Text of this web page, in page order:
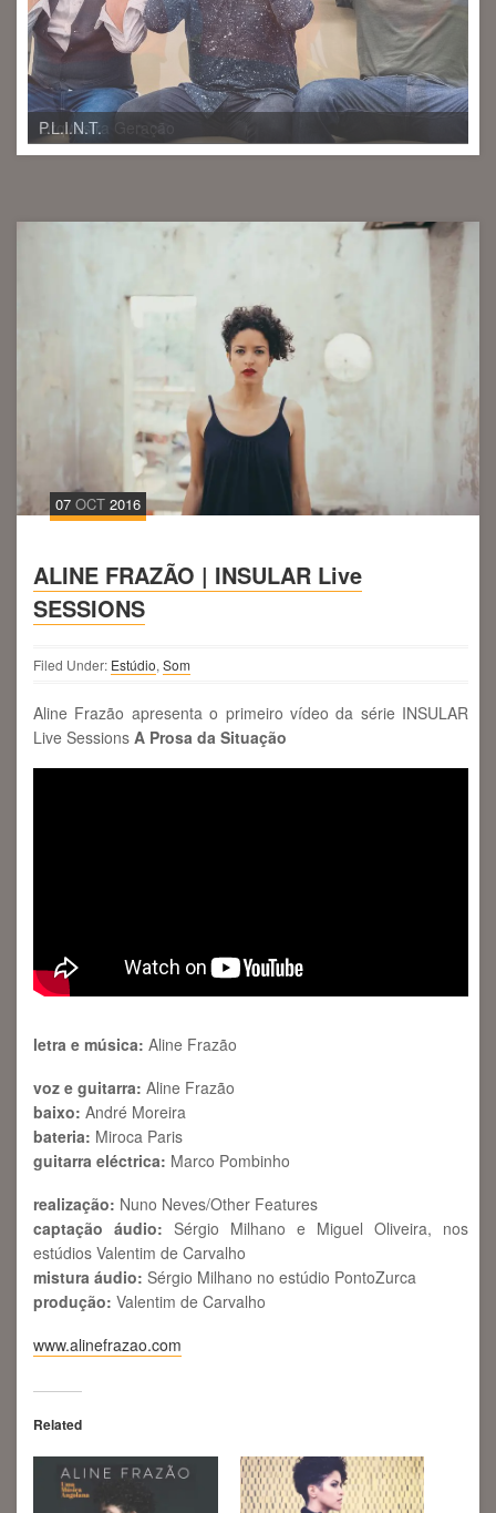
P.L.I.N.T.
07 OCT 2016
ALINE FRAZÃO | INSULAR Live
SESSIONS
Filed Under: Estúdio, Som
Aline Frazão apresenta o primeiro vídeo da série INSULAR
Live Sessions A Prosa da Situação
letra e música: Aline Frazão
voz e guitarra: Aline Frazão
baixo: André Moreira
bateria: Miroca Paris
guitarra eléctrica: Marco Pombinho
realização: Nuno Neves/Other Features
captação áudio: Sérgio Milhano e Miguel Oliveira, nos
estúdios Valentim de Carvalho
mistura áudio: Sérgio Milhano no estúdio PontoZurca
produção: Valentim de Carvalho
www.alinefrazao.com
Related